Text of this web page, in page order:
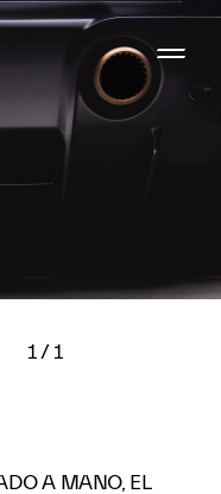
1/1
A MANO, EL